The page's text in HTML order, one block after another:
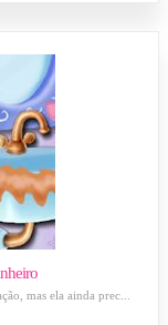
mas ela ainda prec...